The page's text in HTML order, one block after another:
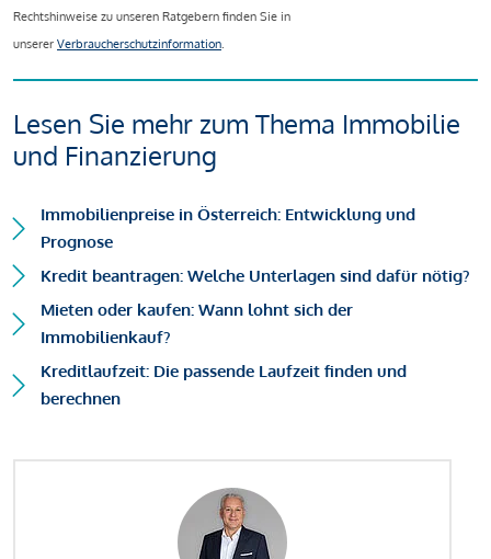
Rechtshinweise zu unseren Ratgebern finden Sie in
unserer Verbraucherschutzinformation.
Lesen Sie mehr zum Thema Immobilie
und Finanzierung
Immobilienpreise in Österreich: Entwicklung und
Prognose
Kredit beantragen: Welche Unterlagen sind dafür nötig?
Mieten oder kaufen: Wann lohnt sich der
Immobilienkauf?
Kreditlaufzeit: Die passende Laufzeit finden und
berechnen